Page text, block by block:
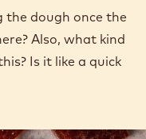
the dough once the
Also, what kind
Is it like a quick